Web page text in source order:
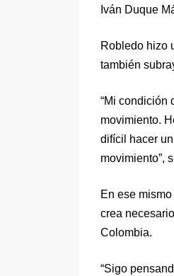
Iván Duque
Robledo hizo
también
“Mi condición
movimiento.
difícil hacer
movimiento”,
En ese
crea
Colombia.
“Sigo